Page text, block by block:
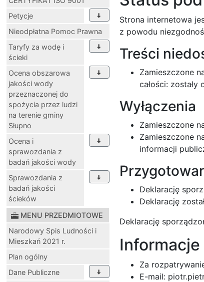
Petycje
Nieodpłatna Pomoc Prawna
Taryfy za wodę i
ścieki
Ocena obszarowa
jakości wody
przeznaczonej do
spożycia przez ludzi
na terenie gminy
Słupno
Ocena i
sprawozdania z
badań jakości wody
Sprawozdania z
badań jakości
ścieków
MENU PRZEDMIOTOWE
Narodowy Spis Ludności i
Mieszkań 2021 r.
Plan ogólny
Dane Publiczne
Strona internetowa
z powodu
Treści
Zamieszczone
całości:
Wyłączenia
Zamieszczone
Zamieszczone
informacji
Deklarację
Deklarację
Deklarację
Za
E-mail: